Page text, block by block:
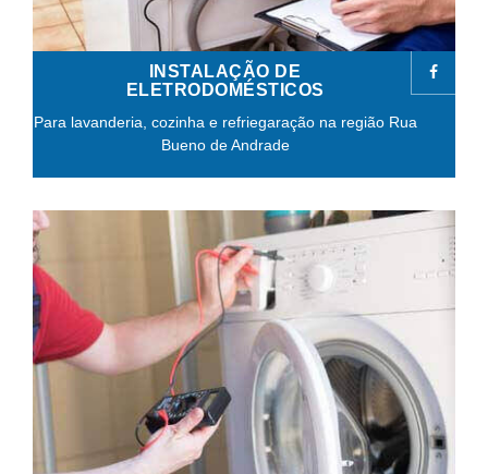
INSTALAÇÃO DE
ELETRODOMÉSTICOS
Para lavanderia, cozinha e refriegaração na região Rua
Bueno de Andrade